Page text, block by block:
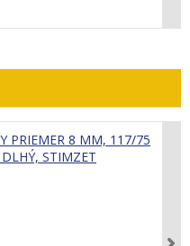
PRIEMER 8 MM, 117/75
STIMZET